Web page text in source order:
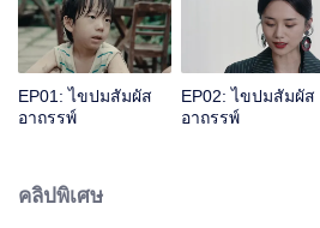
EP01: ไขปมสัมผัส
อาถรรพ์
EP02: ไขปมสัมผัส
อาถรรพ์
คลิปพิเศษ